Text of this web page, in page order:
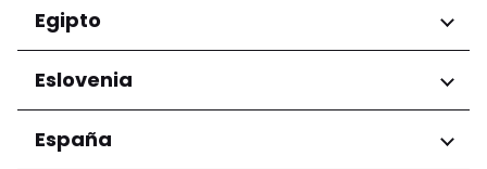
Regiones
Niederösterreich
Salzburg
Wien
Egipto
Regiones
Gobernación de El Cairo
Eslovenia
Regiones
España